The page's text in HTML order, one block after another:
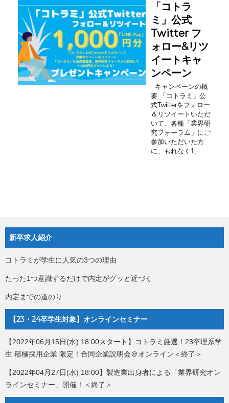
「コトラ
ミ」公式
Twitter フ
ォロー&リツ
イートキャ
ンペーン
キャンペーンの概
要 「コトラミ」公
式Twitterをフォロー
＆リツイートいただ
いて、各種「業界研
究フォーラム」にご
参加いただいた方
に、もれなく1, ...
新卒求人紹介
コトラミが学生に人気の3つの理由
たった1つ意識するだけで内定がグッと近づく
内定までの道のり
【23・24卒学生対象】オンラインセミナー
【2022年06月15日(水) 18:00スタート】コトラミ厳選！23卒理系学
生 積極採用企業 限定！合同企業説明会＠オンライン＜終了＞
【2022年04月27日(水) 18:00】製造業出身者による「業界研究オン
ラインセミナー」開催！＜終了＞